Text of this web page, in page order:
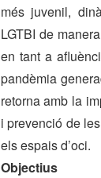
més juvenil,
LGTBI de
en tant a
pandèmia
retorna amb la
i prevenció de
els espais d’oci.
Objectius